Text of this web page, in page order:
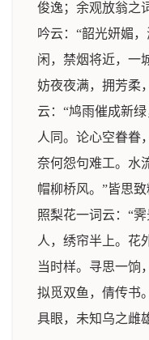
俊逸；余观放翁之
吟云：“韶光妍媚
闲，禁烟将近，一
妨夜夜满，拥芳柔
云：“鸠雨催成新
人同。论心空眷眷
奈何怨句难工。水
帽柳桥风。”皆思
照梨花一词云：“
人，绣帘半上。花
当时样。寻思一饷
拟觅双鱼，倩传书
具眼，未知乌之雌